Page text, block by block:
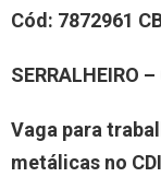
Cód: 7872961
SERRALHEIRO
Vaga para
metálicas no